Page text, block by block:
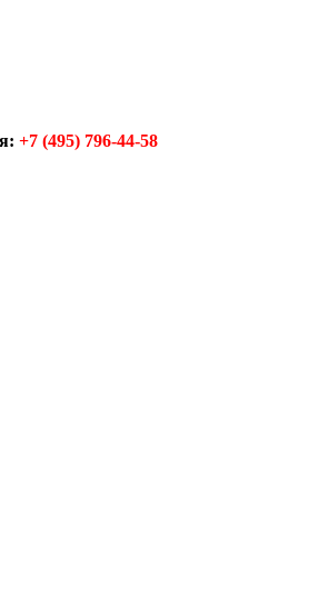
+7 (495) 796-44-58